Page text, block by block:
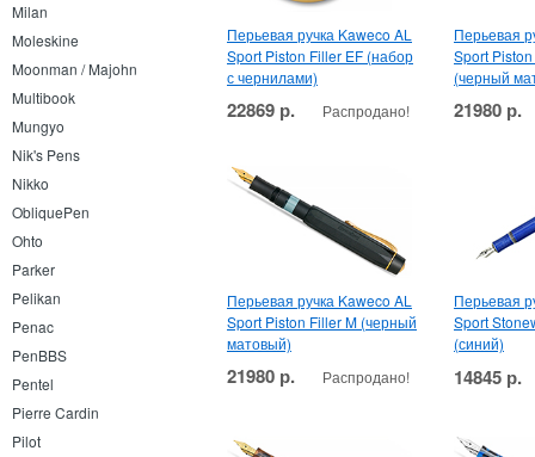
Milan
Moleskine
Moonman / Majohn
Multibook
Mungyo
Nik's Pens
Nikko
ObliquePen
Ohto
Parker
Pelikan
Penac
PenBBS
Pentel
Pierre Cardin
Pilot
Перьевая ручка Kaweco AL
Sport Piston Filler EF (набор
с чернилами)
22869 р. Распродано!
Перьевая
Sport
(черный
21980 р.
Перьевая ручка Kaweco AL
Sport Piston Filler M (черный
матовый)
21980 р. Распродано!
Перьевая
Sport
(синий)
14845 р.